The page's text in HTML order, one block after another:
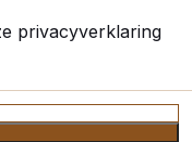
privacyverklaring
22-02-2018